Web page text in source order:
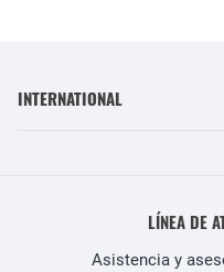
INTERNATIONAL
LÍNEA DE
Asistencia y